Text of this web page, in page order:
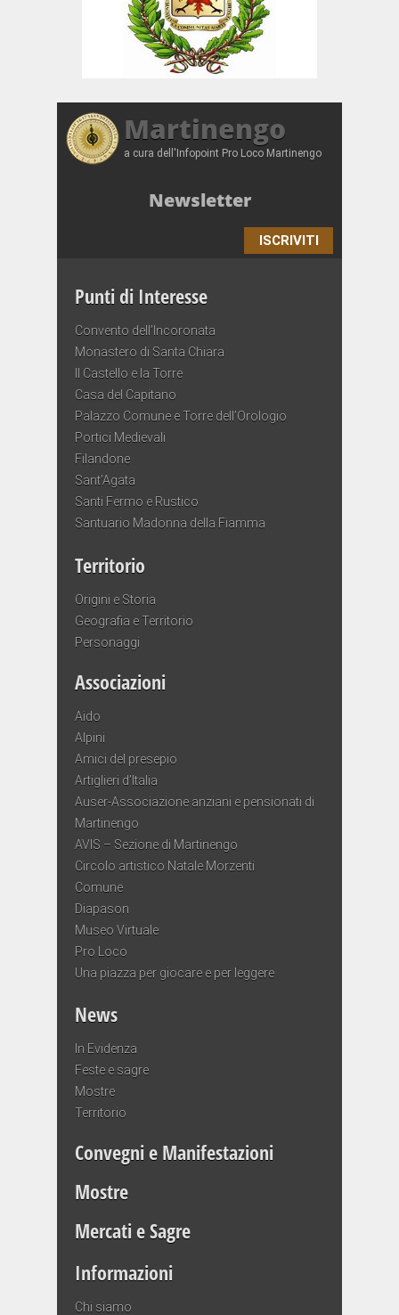
Martinengo
a cura dell'Infopoint Pro Loco Martinengo
Newsletter
ISCRIVITI
Punti di Interesse
Convento dell’Incoronata
Monastero di Santa Chiara
Il Castello e la Torre
Casa del Capitano
Palazzo Comune e Torre dell’Orologio
Portici Medievali
Filandone
Sant’Agata
Santi Fermo e Rustico
Santuario Madonna della Fiamma
Territorio
Origini e Storia
Geografia e Territorio
Personaggi
Associazioni
Aido
Alpini
Amici del presepio
Artiglieri d’Italia
Auser-Associazione anziani e pensionati di
Martinengo
AVIS – Sezione di Martinengo
Circolo artistico Natale Morzenti
Comune
Diapason
Museo Virtuale
Pro Loco
Una piazza per giocare e per leggere
News
In Evidenza
Feste e sagre
Mostre
Territorio
Convegni e Manifestazioni
Mostre
Mercati e Sagre
Informazioni
Chi siamo